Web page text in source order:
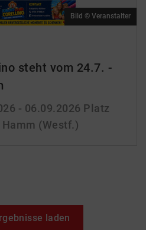
steht vom 24.7. -
- 06.09.2026 Platz
(Westf.)
Bild © Veranstalter
laden